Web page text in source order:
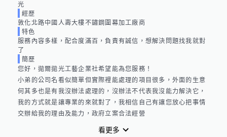
光
經歷
敦化北路中國人壽大樓不鏽鋼圍幕加工廠商
特色
服務內容多樣，配合度滿百，負責有誠信，想解決問題找我就對
了
簡歷
您好，拋爾拋光工藝企業社希望能為您服務！
小弟的公司名看似簡單但實際裡能處理的項目很多，外面的生意
何其多也是有我沒辦法處理的，沒辦法不代表我沒能力解決它，
我的方式就是讓專業的來就對了，我相信自己有讓您放心把事情
交辦給我的理由及能力，政府立案合法經營
看更多